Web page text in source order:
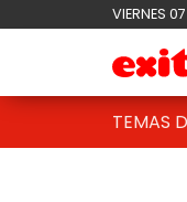
VIERNES
TEMAS